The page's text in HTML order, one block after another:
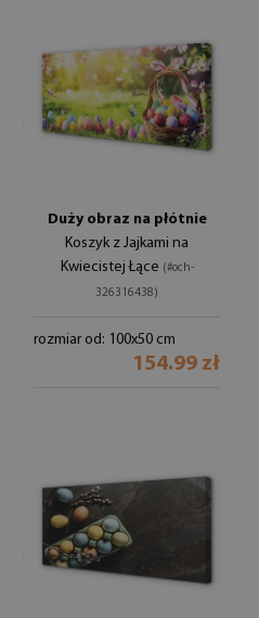
Duży obraz na płótnie
Koszyk z Jajkami na
Kwiecistej Łące (#och-
326316438)
rozmiar od: 100x50 cm
154.99 zł